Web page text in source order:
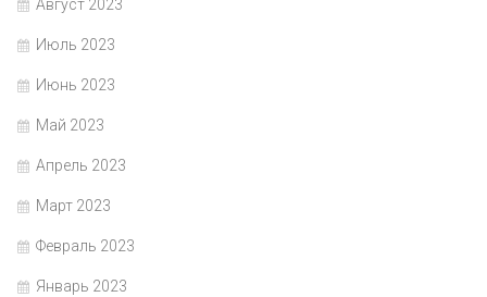
Август 2023
Июль 2023
Июнь 2023
Май 2023
Апрель 2023
Март 2023
Февраль 2023
Январь 2023